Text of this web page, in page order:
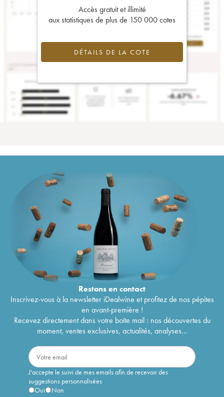
Accès gratuit et illimité
aux statistiques de plus de 150 000 cotes
DÉTAILS DE LA COTE
Restons encontact
Inscrivez-vous à la newsletter iDealwine et profitez de nos pépites
en avant-première !
Recevez directement dans votre boîte mail : nos découvertes du
moment, ventes exclusives, actualités, analyses...
J'accepte le suivi de mes emails afin de recevoir des
suggestions personnalisées
Oui
Non